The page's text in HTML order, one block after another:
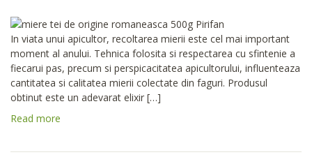
In viata unui apicultor, recoltarea mierii este cel mai important
moment al anului. Tehnica folosita si respectarea cu sfintenie a
fiecarui pas, precum si perspicacitatea apicultorului, influenteaza
cantitatea si calitatea mierii colectate din faguri. Produsul
obtinut este un adevarat elixir […]
Read more